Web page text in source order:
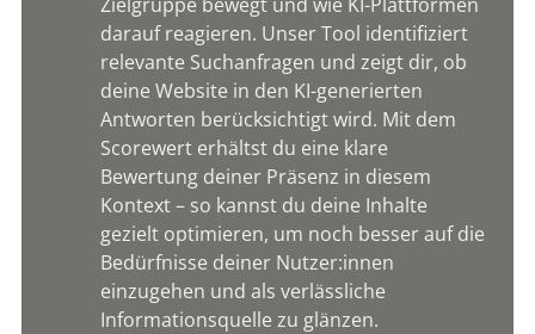
darauf reagieren. Unser Tool identifiziert
relevante Suchanfragen und zeigt dir, ob
deine Website in den KI-generierten
Antworten berücksichtigt wird. Mit dem
Scorewert erhältst du eine klare
Bewertung deiner Präsenz in diesem
Kontext – so kannst du deine Inhalte
gezielt optimieren, um noch besser auf die
Bedürfnisse deiner Nutzer:innen
einzugehen und als verlässliche
Informationsquelle zu glänzen.